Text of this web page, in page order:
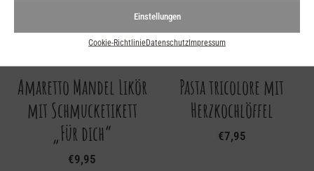
Einstellungen
Cookie-RichtlinieDatenschutzImpressum
Amaretto Mandel Likör
mit Schmucketikett
„Für dich“
€9,95
Pasta tricolore mit
Herzkochlöffel
€7,95